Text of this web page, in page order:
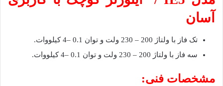
آسان
تک فاز با ولتاژ 200 – 230 ولت و توان 0.1 –4 کیلووات.
سه فاز با ولتاژ 200 – 230 ولت و توان 0.1 –4 کیلووات.
مشخصات فنی: